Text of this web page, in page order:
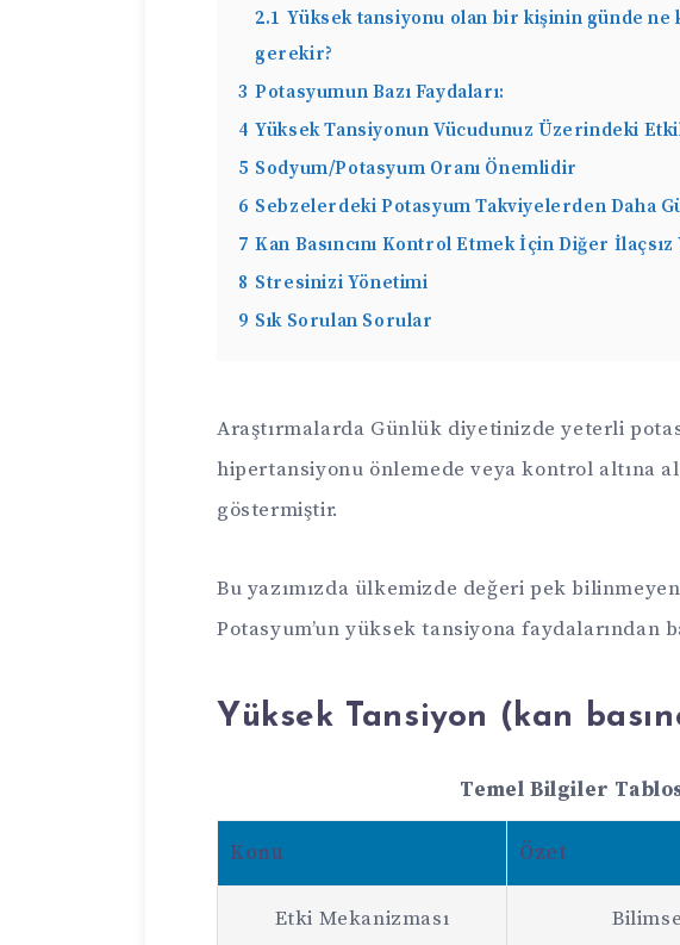
2.1 Yüksek tansiyonu olan bir kişinin günde ne
gerekir?
3 Potasyumun Bazı Faydaları:
4 Yüksek Tansiyonun Vücudunuz Üzerindeki
5 Sodyum/Potasyum Oranı Önemlidir
6 Sebzelerdeki Potasyum Takviyelerden Daha
7 Kan Basıncını Kontrol Etmek İçin Diğer
8 Stresinizi Yönetimi
9 Sık Sorulan Sorular
Araştırmalarda Günlük diyetinizde yeterli
hipertansiyonu önlemede veya kontrol altına
göstermiştir.
Bu yazımızda ülkemizde değeri pek
Potasyum’un yüksek tansiyona faydalarından
Yüksek Tansiyon (kan
Temel Bilgiler
Konu Özet
Etki Mekanizması